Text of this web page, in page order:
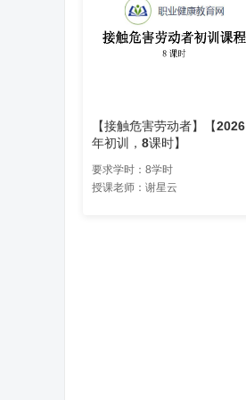
【接触危害劳动者】【2026
年初训，8课时】
要求学时：8学时
授课老师：谢星云